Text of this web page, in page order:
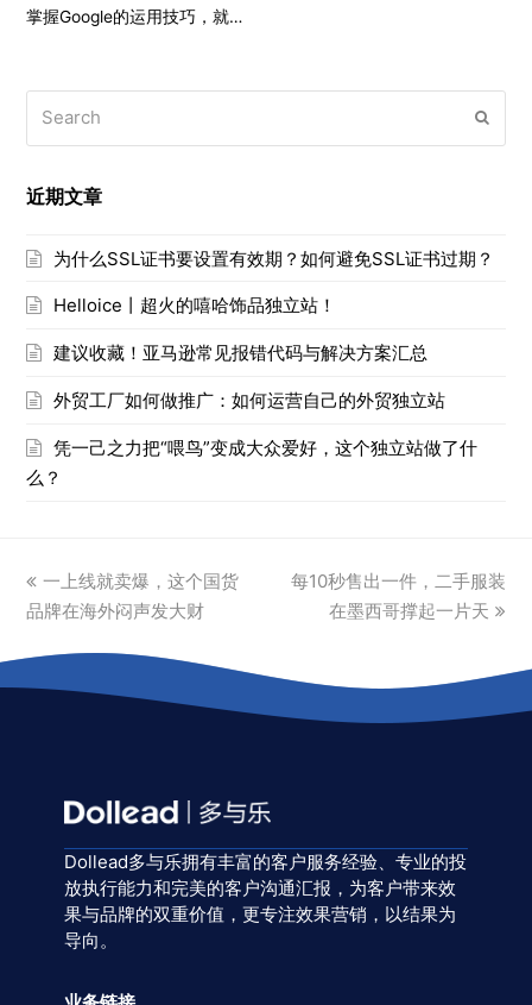
掌握Google的运用技巧，就…
近期文章
为什么SSL证书要设置有效期？如何避免SSL证书过期？
Helloice丨超火的嘻哈饰品独立站！
建议收藏！亚马逊常见报错代码与解决方案汇总
外贸工厂如何做推广：如何运营自己的外贸独立站
凭一己之力把“喂鸟”变成大众爱好，这个独立站做了什
么？
previous
post:
一上线就卖爆，这个国货
品牌在海外闷声发大财
next
post:
每10秒售出一件，二手服装
在墨西哥撑起一片天
Dollead多与乐拥有丰富的客户服务经验、专业的投
放执行能力和完美的客户沟通汇报，为客户带来效
果与品牌的双重价值，更专注效果营销，以结果为
导向。